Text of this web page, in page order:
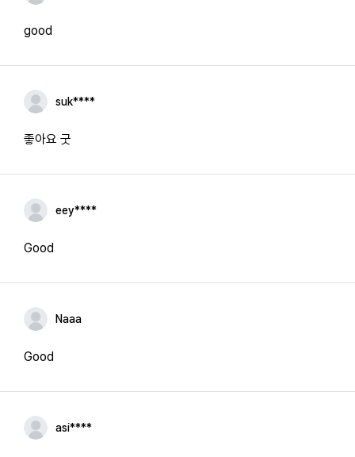
good
suk****
좋아요 굿
eey****
Good
Naaa
Good
asi****